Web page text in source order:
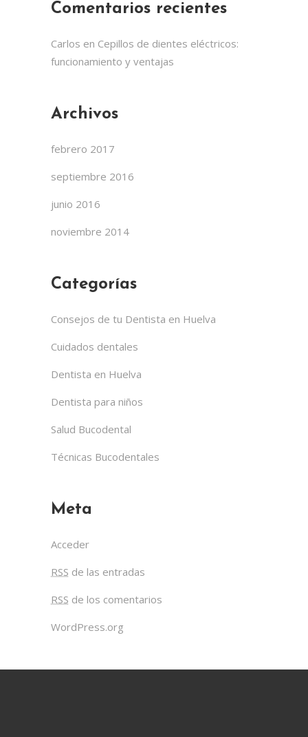
Comentarios recientes
Carlos en Cepillos de dientes eléctricos:
funcionamiento y ventajas
Archivos
febrero 2017
septiembre 2016
junio 2016
noviembre 2014
Categorías
Consejos de tu Dentista en Huelva
Cuidados dentales
Dentista en Huelva
Dentista para niños
Salud Bucodental
Técnicas Bucodentales
Meta
Acceder
RSS de las entradas
RSS de los comentarios
WordPress.org